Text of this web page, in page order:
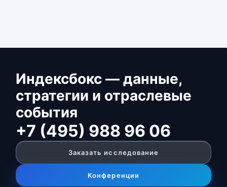
Индексбокс — данные,
стратегии и отраслевые
события
+7 (495) 988 96 06
Заказать исследование
Конференции